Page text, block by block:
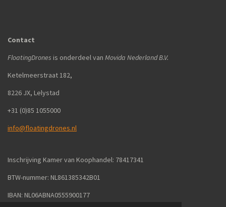
Contact
FloatingDrones is onderdeel van Movida Nederland B.V.
Ketelmeerstraat 182,
8226 JX, Lelystad
+31 (0)85 1055000
info@floatingdrones.nl
Inschrijving Kamer van Koophandel: 78417341
BTW-nummer: NL861385342B01
IBAN: NL06ABNA0555900177